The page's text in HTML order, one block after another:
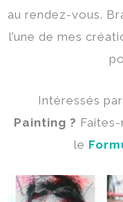
au rendez-vous.
l’une de mes
Intéressés par
Painting ?
le